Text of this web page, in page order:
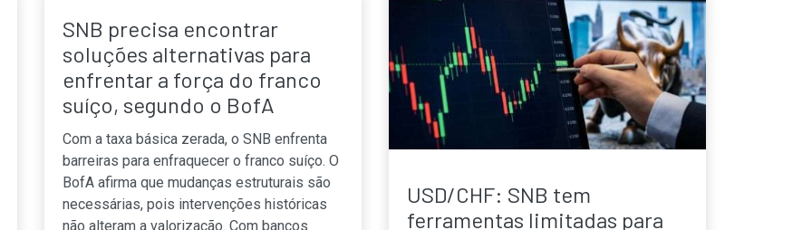
SNB precisa encontrar
soluções alternativas para
enfrentar a força do franco
suíço, segundo o BofA
Com a taxa básica zerada, o SNB enfrenta
barreiras para enfraquecer o franco suíço. O
BofA afirma que mudanças estruturais são
necessárias, pois intervenções históricas
não alteram a valorização. Com bancos
USD/CHF: SNB tem
ferramentas limitadas para